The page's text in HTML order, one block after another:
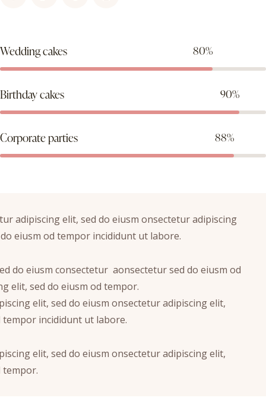
Wedding cakes 80%
Birthday cakes 90%
Corporate parties 88%
adipiscing elit, sed do eiusm onsectetur adipiscing
eiusm od tempor incididunt ut labore.
do eiusm consectetur aonsectetur sed do eiusm od
elit, sed do eiusm od tempor.
elit, sed do eiusm onsectetur adipiscing elit,
tempor incididunt ut labore.
elit, sed do eiusm onsectetur adipiscing elit,
tempor.